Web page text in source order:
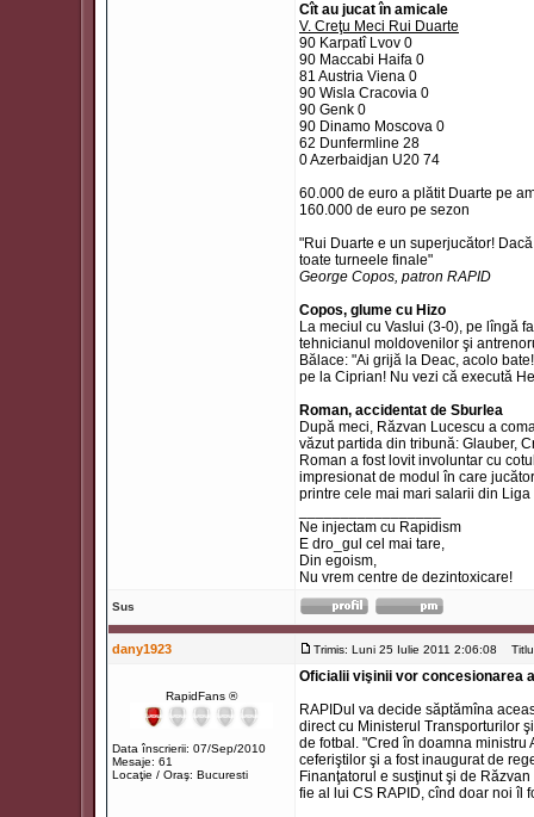
Cît au jucat în amicale
V. Creţu Meci Rui Duarte
90 Karpatî Lvov 0
90 Maccabi Haifa 0
81 Austria Viena 0
90 Wisla Cracovia 0
90 Genk 0
90 Dinamo Moscova 0
62 Dunfermline 28
0 Azerbaidjan U20 74
60.000 de euro a plătit Duarte pe
160.000 de euro pe sezon
"Rui Duarte e un superjucător!
toate turneele finale"
George Copos, patron RAPID
Copos, glume cu Hizo
La meciul cu Vaslui (3-0), pe lîngă
tehnicianul moldovenilor şi
Bălace: "Ai grijă la Deac, acolo
pe la Ciprian! Nu vezi că execută
Roman, accidentat de Sburlea
După meci, Răzvan Lucescu a
văzut partida din tribună: Glauber,
Roman a fost lovit involuntar cu
impresionat de modul în care
printre cele mai mari salarii din
Ne injectam cu Rapidism
E dro_gul cel mai tare,
Din egoism,
Nu vrem centre de dezintoxicare!
Sus
dany1923 Trimis: Luni 25 Iulie 2011 2:06:08
RapidFans ®
Data înscrierii: 07/Sep/2010
Mesaje: 61
Locaţie / Oraş: Bucuresti
Oficialii vişinii vor concesionarea
RAPIDul va decide săptămîna
direct cu Ministerul Transporturilor
de fotbal. "Cred în doamna ministru
ceferiştilor şi a fost inaugurat de
Finanţatorul e susţinut şi de
fie al lui CS RAPID, cînd doar noi îl